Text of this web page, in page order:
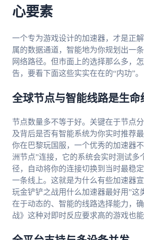
心要素
一个专为游戏设计的加速器，才是正
属的数据通道，智能地为你规划出一
网络路径。但市面上的选择那么多，
告，要看下面这些实实在在的“内功”。
全球节点与智能线路是生命
节点数量多不等于好。关键在于节点
及背后是否有智能系统为你实时推荐最
你在巴黎玩国服，一个优秀的加速器
洲节点”连接，它的系统会实时测试多
径，自动将你的连接切换到当时最稳
一条线上。这就是为什么有些加速器
玩金铲铲之战用什么加速器最好用”
在于动态的、智能的线路选择能力，
战》这种对即时反应要求高的游戏也能